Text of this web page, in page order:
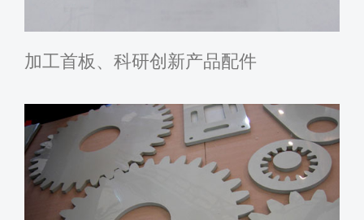
加工首板、科研创新产品配件